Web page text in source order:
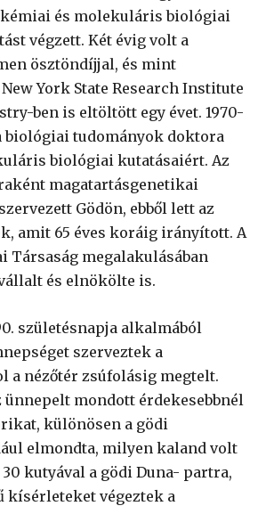
és molekuláris biológiai
végzett. Két évig volt a
ösztöndíjjal, és mint
York State Research Institute
ben is eltöltött egy évet. 1970-
biológiai tudományok doktora
biológiai kutatásaiért. Az
magatartásgenetikai
Gödön, ebből lett az
amit 65 éves koráig irányított. A
Társaság megalakulásában
és elnökölte is.
születésnapja alkalmából
szerveztek a
a nézőtér zsúfolásig megtelt.
ünnepelt mondott érdekesebbnél
különösen a gödi
elmondta, milyen kaland volt
kutyával a gödi Duna- partra,
kísérleteket végeztek a